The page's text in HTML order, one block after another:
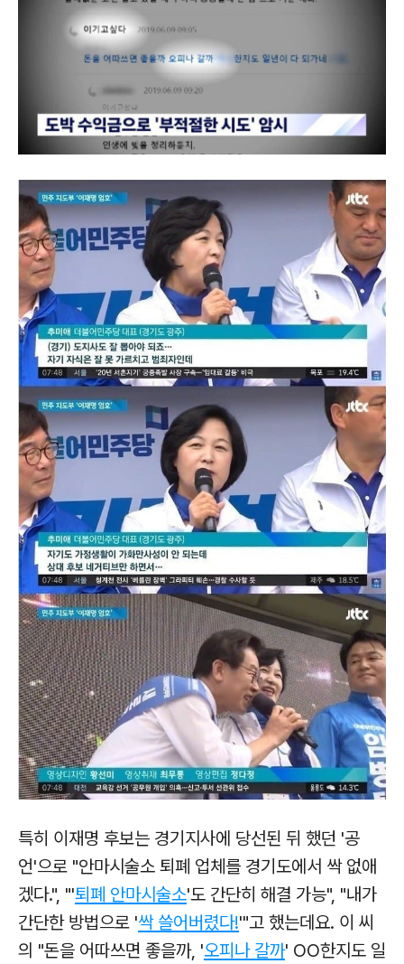
특히 이재명 후보는 경기지사에 당선된 뒤 했던 '공
언'으로 "안마시술소 퇴폐 업체를 경기도에서 싹 없애
겠다.", "'퇴폐 안마시술소'도 간단히 해결 가능", "내가
간단한 방법으로 '싹 쓸어버렸다!'"고 했는데요. 이 씨
의 "돈을 어따쓰면 좋을까, '오피나 갈까' OO한지도 일